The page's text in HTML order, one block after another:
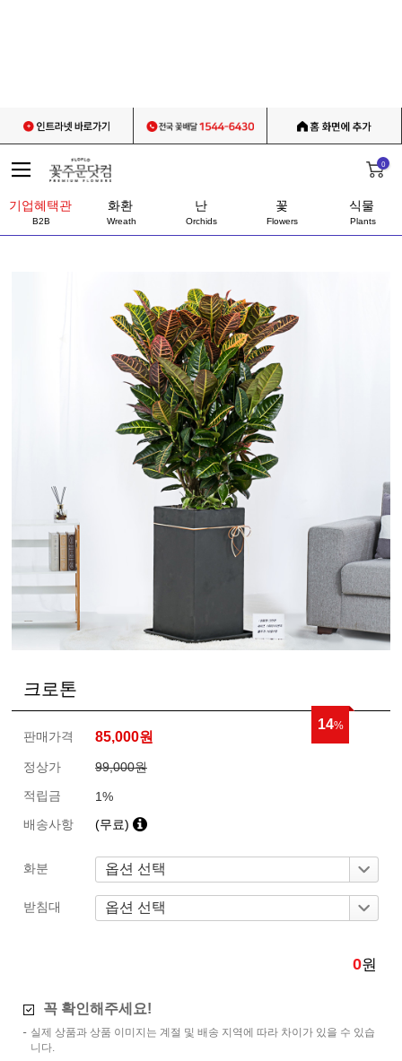
0
기업혜택관
B2B
화환
Wreath
난
Orchids
꽃
Flowers
식물
Plants
크로톤
14%
판매가격 85,000원
정상가
99,000원
적립금
1%
배송사항
(무료)
화분
받침대
0원
꼭 확인해주세요!
실제 상품과 상품 이미지는 계절 및 배송 지역에 따라 차이가 있을 수 있습
니다.